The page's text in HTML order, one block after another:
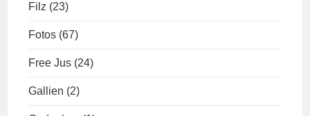
Filz (23)
Fotos (67)
Free Jus (24)
Gallien (2)